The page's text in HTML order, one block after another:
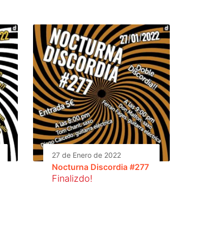
27 de Enero de 2022
Nocturna Discordia #277
Finalizdo!